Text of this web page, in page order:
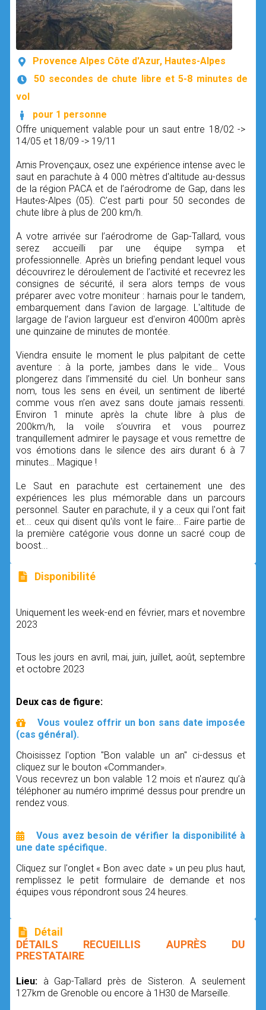
Provence Alpes Côte d'Azur, Hautes-Alpes
50 secondes de chute libre et 5-8 minutes de
vol
pour 1 personne
Offre uniquement valable pour un saut entre 18/02 ->
14/05 et 18/09 -> 19/11
Amis Provençaux, osez une expérience intense avec le
saut en parachute à 4 000 mètres d'altitude au-dessus
de la région PACA et de l’aérodrome de Gap, dans les
Hautes-Alpes (05). C'est parti pour 50 secondes de
chute libre à plus de 200 km/h.
A votre arrivée sur l’aérodrome de Gap-Tallard, vous
serez accueilli par une équipe sympa et
professionnelle. Après un briefing pendant lequel vous
découvrirez le déroulement de l’activité et recevrez les
consignes de sécurité, il sera alors temps de vous
préparer avec votre moniteur : harnais pour le tandem,
embarquement dans l’avion de largage. L'altitude de
largage de l’avion largueur est d'environ 4000m après
une quinzaine de minutes de montée.
Viendra ensuite le moment le plus palpitant de cette
aventure : à la porte, jambes dans le vide… Vous
plongerez dans l’immensité du ciel. Un bonheur sans
nom, tous les sens en éveil, un sentiment de liberté
comme vous n’en avez sans doute jamais ressenti.
Environ 1 minute après la chute libre à plus de
200km/h, la voile s’ouvrira et vous pourrez
tranquillement admirer le paysage et vous remettre de
vos émotions dans le silence des airs durant 6 à 7
minutes… Magique !
Le Saut en parachute est certainement une des
expériences les plus mémorable dans un parcours
personnel. Sauter en parachute, il y a ceux qui l'ont fait
et... ceux qui disent qu'ils vont le faire... Faire partie de
la première catégorie vous donne un sacré coup de
boost...
Disponibilité
Uniquement les week-end en février, mars et novembre
2023
Tous les jours en avril, mai, juin, juillet, août, septembre
et octobre 2023
Deux cas de figure:
Vous voulez offrir un bon sans date imposée
(cas général).
Choisissez l'option "Bon valable un an" ci-dessus et
cliquez sur le bouton «Commander».
Vous recevrez un bon valable 12 mois et n'aurez qu’à
téléphoner au numéro imprimé dessus pour prendre un
rendez vous.
Vous avez besoin de vérifier la disponibilité à
une date spécifique.
Cliquez sur l'onglet « Bon avec date » un peu plus haut,
remplissez le petit formulaire de demande et nos
équipes vous répondront sous 24 heures.
Détail
DÉTAILS RECUEILLIS AUPRÈS DU
PRESTATAIRE
Lieu: à Gap-Tallard près de Sisteron. A seulement
127km de Grenoble ou encore à 1H30 de Marseille.